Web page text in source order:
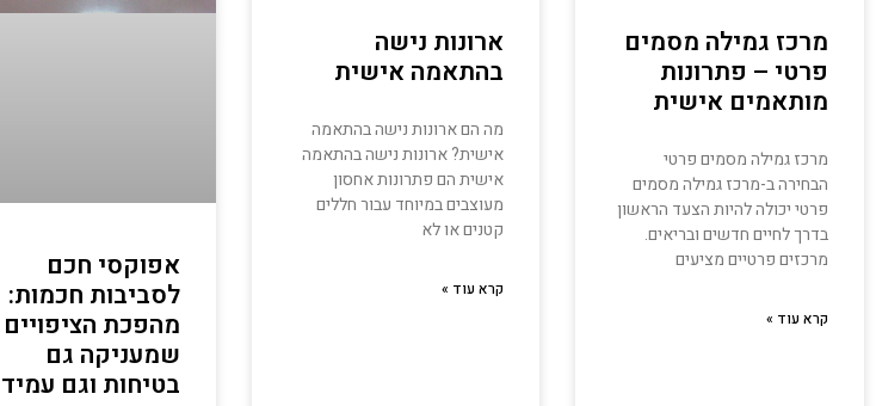
מרכז גמילה מסמים
פרטי – פתרונות
מותאמים אישית
מרכז גמילה מסמים פרטי
הבחירה ב-מרכז גמילה מסמים
פרטי יכולה להיות הצעד הראשון
בדרך לחיים חדשים ובריאים.
מרכזים פרטיים מציעים
קרא עוד »
ארונות נישה
בהתאמה אישית
מה הם ארונות נישה בהתאמה
אישית? ארונות נישה בהתאמה
אישית הם פתרונות אחסון
מעוצבים במיוחד עבור חללים
קטנים או לא
קרא עוד »
אפוקסי חכם
לסביבות חכמות:
מהפכת הציפויים
שמעניקה גם
בטיחות וגם